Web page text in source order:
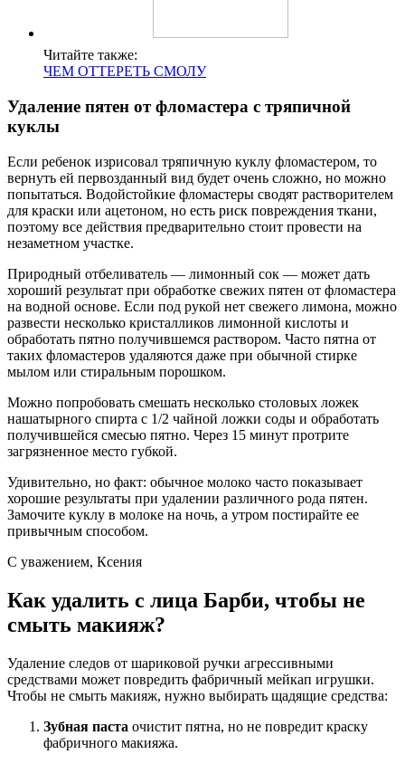
Читайте также:
ЧЕМ ОТТЕРЕТЬ СМОЛУ
Удаление пятен от фломастера с тряпичной
куклы
Если ребенок изрисовал тряпичную куклу фломастером, то
вернуть ей первозданный вид будет очень сложно, но можно
попытаться. Водойстойкие фломастеры сводят растворителем
для краски или ацетоном, но есть риск повреждения ткани,
поэтому все действия предварительно стоит провести на
незаметном участке.
Природный отбеливатель — лимонный сок — может дать
хороший результат при обработке свежих пятен от фломастера
на водной основе. Если под рукой нет свежего лимона, можно
развести несколько кристалликов лимонной кислоты и
обработать пятно получившемся раствором. Часто пятна от
таких фломастеров удаляются даже при обычной стирке
мылом или стиральным порошком.
Можно попробовать смешать несколько столовых ложек
нашатырного спирта с 1/2 чайной ложки соды и обработать
получившейся смесью пятно. Через 15 минут протрите
загрязненное место губкой.
Удивительно, но факт: обычное молоко часто показывает
хорошие результаты при удалении различного рода пятен.
Замочите куклу в молоке на ночь, а утром постирайте ее
привычным способом.
С уважением, Ксения
Как удалить с лица Барби, чтобы не
смыть макияж?
Удаление следов от шариковой ручки агрессивными
средствами может повредить фабричный мейкап игрушки.
Чтобы не смыть макияж, нужно выбирать щадящие средства:
Зубная паста очистит пятна, но не повредит краску
фабричного макияжа.